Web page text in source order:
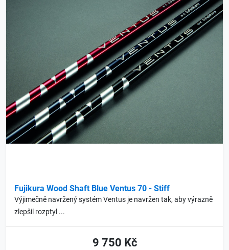
Fujikura Wood Shaft Blue Ventus 70 - Stiff
Výjimečně navržený systém Ventus je navržen tak, aby výrazně
zlepšil rozptyl ...
9 750 Kč